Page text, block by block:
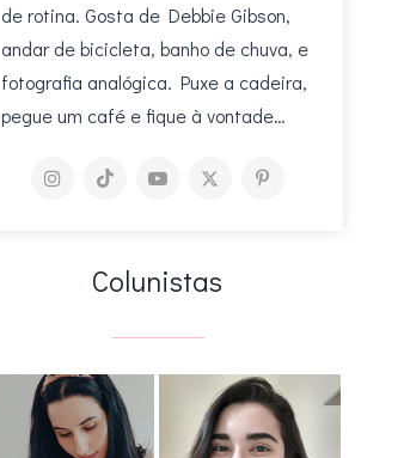
de rotina. Gosta de Debbie Gibson,
andar de bicicleta, banho de chuva, e
fotografia analógica. Puxe a cadeira,
pegue um café e fique à vontade…
Colunistas